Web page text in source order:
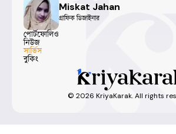
Miskat Jahan
গ্রাফিক ডিজাইনার
পোর্টফোলিও
নিউজ
সার্ভিস
বুকিং
© 2026 KriyaKarak. All rights